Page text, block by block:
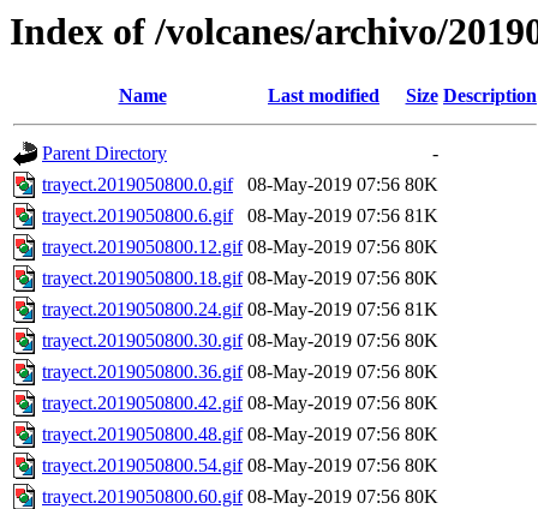
Index of /volcanes/archivo/
Name Last modified Size Description
Parent Directory
-
trayect.2019050800.0.gif
08-May-2019 07:56 80K
trayect.2019050800.6.gif
08-May-2019 07:56 81K
trayect.2019050800.12.gif 08-May-2019 07:56 80K
trayect.2019050800.18.gif 08-May-2019 07:56 80K
trayect.2019050800.24.gif 08-May-2019 07:56 81K
trayect.2019050800.30.gif 08-May-2019 07:56 80K
trayect.2019050800.36.gif 08-May-2019 07:56 80K
trayect.2019050800.42.gif 08-May-2019 07:56 80K
trayect.2019050800.48.gif 08-May-2019 07:56 80K
trayect.2019050800.54.gif 08-May-2019 07:56 80K
trayect.2019050800.60.gif 08-May-2019 07:56 80K